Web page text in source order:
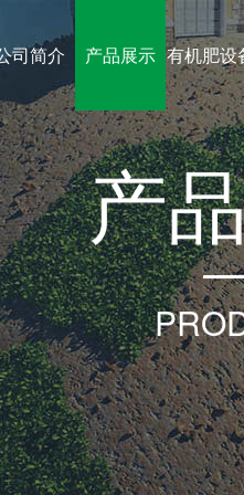
司简介 产品展示 有机肥设
产